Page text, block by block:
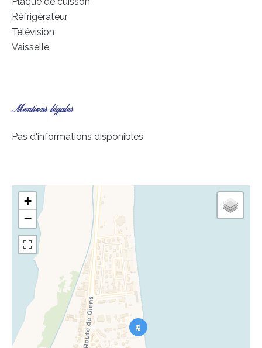
Réfrigérateur
Télévision
Vaisselle
Mentions légales
Pas d'informations disponibles
+
−